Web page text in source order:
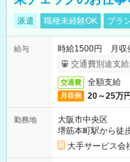
派遣 職種未経験OK ブラ
給与
時給1500円 月収
交通費別途支給
交通費 全額支給
月収例 20～25万円
勤務地
大阪市中央区
堺筋本町駅から徒
大手サービス会